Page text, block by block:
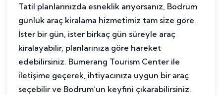
Tatil planlarınızda esneklik arıyorsanız, Bodrum
günlük araç kiralama hizmetimiz tam size göre.
İster bir gün, ister birkaç gün süreyle araç
kiralayabilir, planlarınıza göre hareket
edebilirsiniz. Bumerang Tourism Center ile
iletişime geçerek, ihtiyacınıza uygun bir araç
seçebilir ve Bodrum’un keyfini çıkarabilirsiniz.